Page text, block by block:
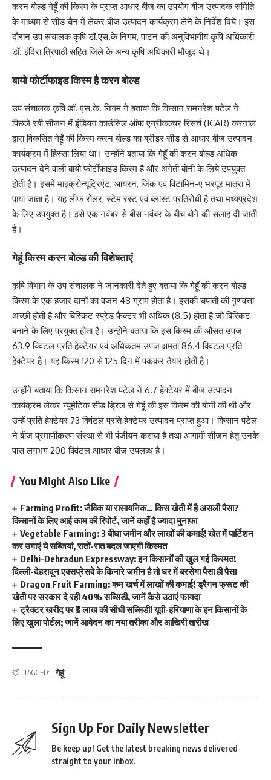
करन बोल्ड गेहूँ की किस्म के प्राप्त आधार बीज का उपयोग बीज उत्पादक समिति
के माध्यम से सीड चैन में लेकर बीज उत्पादन कार्यक्रम लेने के निर्देश दिये। इस
दौरान उप संचालक कृषि डॉ.एस.के निगम, पाटन की अनुविभागीय कृषि अधिकारी
डॉ. इंदिरा त्रिपाठी सहित जिले के अन्य कृषि अधिकारी मौजूद थे।
बायो फोर्टीफाइड किस्म है करन बोल्ड
उप संचालक कृषि डॉ. एस.के. निगम ने बताया कि किसान रामनरेश पटेल ने
पिछले रबी सीजन में इंडियन काउंसिल ऑफ एग्रीकल्चर रिसर्च (ICAR) करनाल
द्वारा विकसित गेहूँ की किस्म करन बोल्ड का ब्रीडर सीड से आधार बीज उत्पादन
कार्यक्रम में हिस्सा लिया था। उन्होंने बताया कि गेहूँ की करन बोल्ड अधिक
उत्पादन देने वाली बायो फोर्टीफाइड किस्म है और अगेती बोनी के लिये उपयुक्त
होती है। इसमें माइक्रोन्यूट्रिएंट, आयरन, जिंक एवं विटामिन-ए भरपूर मात्रा में
पाया जाता है। यह लीफ रोलर, स्टेम रस्ट एवं ब्लास्ट प्रतिरोधी है तथा मध्यप्रदेश
के लिए उपयुक्त है। इसे एक नवंबर से बीस नवंबर के बीच बोने की सलाह दी जाती
है।
गेहूं किस्म करन बोल्ड की विशेषताएं
कृषि विभाग के उप संचालक ने जानकारी देते हुए बताया कि गेहूँ की करन बोल्ड
किस्म के एक हजार दानों का वजन 48 ग्राम होता है। इसकी चपाती की गुणवत्ता
अच्छी होती है और बिस्किट स्प्रेड फैक्टर भी अधिक (8.5) होता है जो बिस्किट
बनाने के लिए प्रयुक्त होता है। उन्होंने बताया कि इस किस्म की औसत उपज
63.9 क्विंटल प्रति हेक्टेयर एवं अधिकतम उपज क्षमता 86.4 क्विंटल प्रति
हेक्टेयर है। यह किस्म 120 से 125 दिन में पककर तैयार होती है।
उन्होंने बताया कि किसान रामनरेश पटेल ने 6.7 हेक्टेयर में बीज उत्पादन
कार्यक्रम लेकर न्यूमेटिक सीड ड्रिल से गेहूं की इस किस्म की बोनी की थी और
उन्हें प्रति हेक्टेयर 73 क्विंटल प्रति हेक्टेयर उत्पादन प्राप्त हुआ। किसान पटेल
ने बीज प्रमाणीकरण संस्था से भी पंजीयन कराया है तथा आगामी सीजन हेतु उनके
पास लगभग 200 क्विंटल आधार बीज उपलब्ध है।
You Might Also Like
Farming Profit: जैविक या रासायनिक… किस खेती में है असली पैसा?
किसानों के लिए आई काम की रिपोर्ट, जानें कहाँ है ज्यादा मुनाफा
Vegetable Farming: 3 बीघा जमीन और लाखों की कमाई! खेत में पार्टिशन
कर उगाएं ये सब्जियां, रातों-रात बदल जाएगी किस्मत
Delhi-Dehradun Expressway: इन किसानों की खुल गई किस्मत!
दिल्ली-देहरादून एक्सप्रेसवे के किनारे जमीन है तो घर में बरसेगा पैसा ही पैसा
Dragon Fruit Farming: कम खर्च में लाखों की कमाई! ड्रैगन फ्रूट की
खेती पर सरकार दे रही 40% सब्सिडी, जानें कैसे उठाएं फायदा
ट्रैक्टर खरीद पर ₹3 लाख की सीधी सब्सिडी! यूपी-हरियाणा के इन किसानों के
लिए खुला पोर्टल; जानें आवेदन का नया तरीका और आखिरी तारीख
TAGGED: गेहूं
Sign Up For Daily Newsletter
Be keep up! Get the latest breaking news delivered
straight to your inbox.